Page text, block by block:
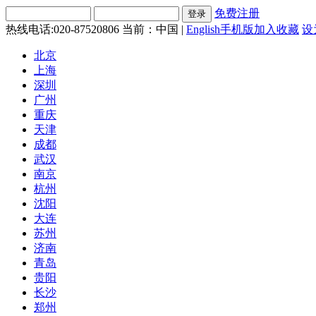
免费注册
热线电话:020-87520806 当前：中国 | English手机版加入收藏 设
北京
上海
深圳
广州
重庆
天津
成都
武汉
南京
杭州
沈阳
大连
苏州
济南
青岛
贵阳
长沙
郑州